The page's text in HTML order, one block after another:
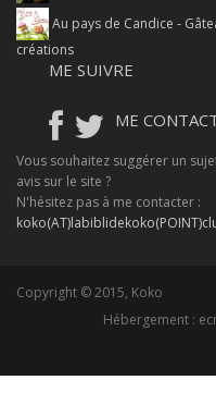
Au pays de Candice -
créations
ME SUIVRE
ME
Vous souhaitez suggérer un
avis sur le site ?
N'hésitez pas à me contacter :
Copyright © 2015, Koko
Hébergement :